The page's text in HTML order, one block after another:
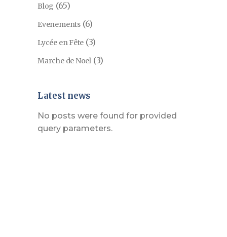
Blog (65)
Evenements(6)
Lycée en Fête (3)
Marche de Noel (3)
Latest news
No posts were found for provided
query parameters.